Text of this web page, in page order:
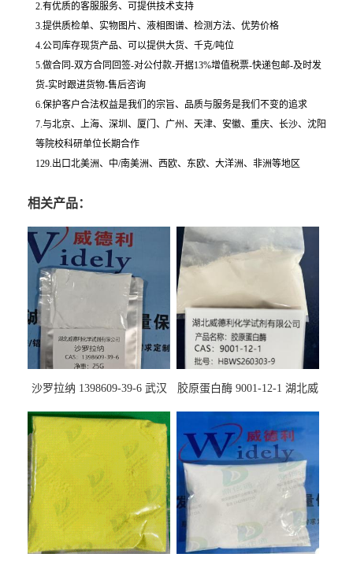
2.有优质的客服服务、可提供技术支持
3.提供质检单、实物图片、液相图谱、检测方法、优势价格
4.公司库存现货产品、可以提供大货、千克/吨位
5.做合同-双方合同回签-对公付款-开据13%增值税票-快递包邮-及时发
货-实时跟进货物-售后咨询
6.保护客户合法权益是我们的宗旨、品质与服务是我们不变的追求
7.与北京、上海、深圳、厦门、广州、天津、安徽、重庆、长沙、沈阳
等院校科研单位长期合作
129.出口北美洲、中/南美洲、西欧、东欧、大洋洲、非洲等地区
相关产品：
沙罗拉纳 1398609-39-6 武汉
胶原蛋白酶 9001-12-1 湖北威